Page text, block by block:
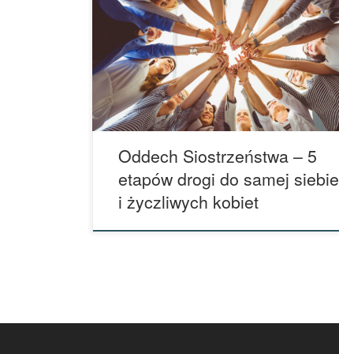
SOPOT (BRAK MIEJSC)
Oddech Siostrzeństwa – 5
etapów drogi do samej siebie
i życzliwych kobiet